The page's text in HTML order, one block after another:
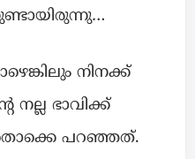
നിനക്ക്
നല്ല ഭാവിക്ക്
പറഞ്ഞത്.